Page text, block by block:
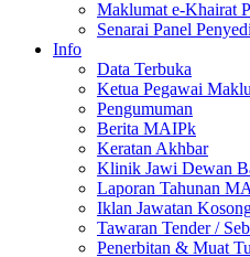
Maklumat e-Khairat
Senarai Panel
Info
Data Terbuka
Ketua Pegawai
Pengumuman
Berita MAIPk
Keratan Akhbar
Klinik Jawi Dewan
Laporan Tahunan
Iklan Jawatan
Tawaran Tender /
Penerbitan & Muat